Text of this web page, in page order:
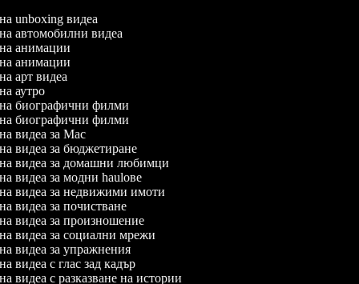
на unboxing видеа
на автомобилни видеа
на анимации
на анимации
арт видеа
аутро
на биографични филми
на биографични филми
видеа за Mac
на видеа за бюджетиране
на видеа за домашни любимци
на видеа за модни haulове
на видеа за недвижими имоти
на видеа за почистване
на видеа за произношение
на видеа за социални мрежи
на видеа за упражнения
видеа с глас зад кадър
на видеа с разказване на истории